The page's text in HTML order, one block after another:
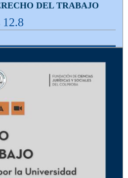
DEL TRABAJO